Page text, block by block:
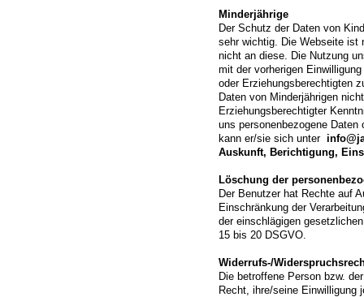
Minderjährige
Der Schutz der Daten von
sehr wichtig. Die Webseite ist
nicht an diese. Die Nutzung
mit der vorherigen
oder Erziehungsberechtigten
Daten von Minderjährigen
Erziehungsberechtigter
uns personenbezogene
kann er/sie sich unter
Auskunft, Berichtigung,
Löschung der
Der Benutzer hat Rechte auf
Einschränkung der
der einschlägigen
15 bis 20 DSGVO.
Widerrufs-/
Die betroffene Person bzw.
Recht, ihre/seine Einwilligung